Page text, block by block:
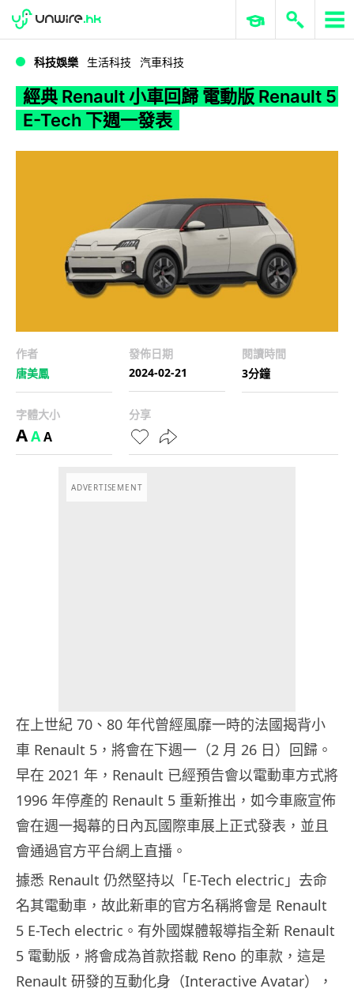
WWDC 2026 ERP 與商業 AI
科技娛樂 生活科技 汽車科技
經典 Renault 小車回歸 電動版 Renault 5
E-Tech 下週一發表
作者
唐美鳳
發佈日期
2024-02-21
閱讀時間
3分鐘
字體大小
AAA
分享
ADVERTISEMENT
在上世紀 70、80 年代曾經風靡一時的法國揭背小
車 Renault 5，將會在下週一（2 月 26 日）回歸。
早在 2021 年，Renault 已經預告會以電動車方式將
1996 年停產的 Renault 5 重新推出，如今車廠宣佈
會在週一揭幕的日內瓦國際車展上正式發表，並且
會通過官方平台網上直播。
據悉 Renault 仍然堅持以「E-Tech electric」去命
名其電動車，故此新車的官方名稱將會是 Renault
5 E-Tech electric。有外國媒體報導指全新 Renault
5 電動版，將會成為首款搭載 Reno 的車款，這是
Renault 研發的互動化身（Interactive Avatar），